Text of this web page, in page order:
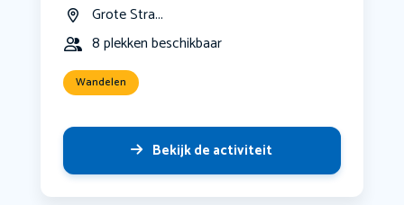
Grote Stra...
8 plekken beschikbaar
Wandelen
Bekijk de activiteit